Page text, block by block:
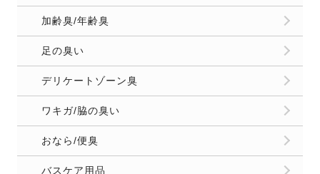
加齢臭/年齢臭
足の臭い
デリケートゾーン臭
ワキガ/脇の臭い
おなら/便臭
バスケア用品